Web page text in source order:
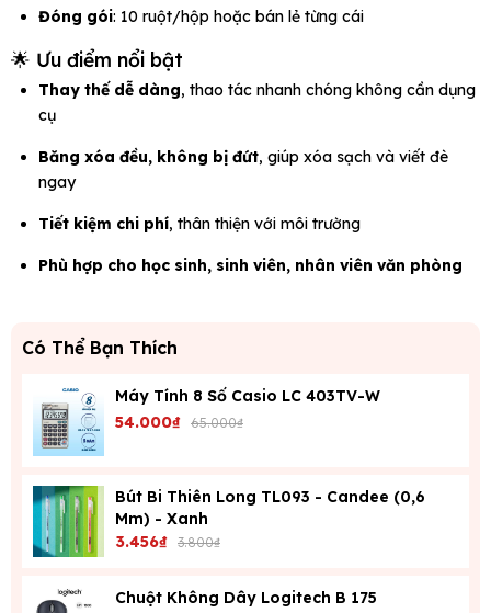
Đóng gói: 10 ruột/hộp hoặc bán lẻ từng cái
🌟 Ưu điểm nổi bật
Thay thế dễ dàng, thao tác nhanh chóng không cần dụng
cụ
Băng xóa đều, không bị đứt, giúp xóa sạch và viết đè
ngay
Tiết kiệm chi phí, thân thiện với môi trường
Phù hợp cho học sinh, sinh viên, nhân viên văn phòng
Có Thể Bạn Thích
Máy Tính 8 Số Casio LC 403TV-W
54.000₫ 65.000₫
Bút Bi Thiên Long TL093 - Candee (0,6
Mm) - Xanh
3.456₫ 3.800₫
Chuột Không Dây Logitech B 175